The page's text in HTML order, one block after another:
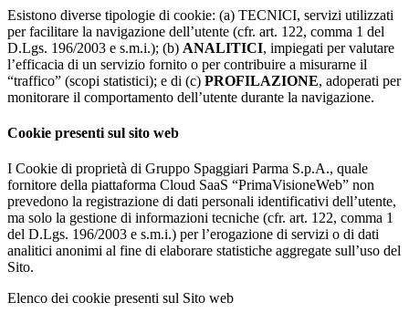
Esistono diverse tipologie di cookie: (a) TECNICI, servizi utilizzati
per facilitare la navigazione dell’utente (cfr. art. 122, comma 1 del
D.Lgs. 196/2003 e s.m.i.); (b) ANALITICI, impiegati per valutare
l’efficacia di un servizio fornito o per contribuire a misurarne il
“traffico” (scopi statistici); e di (c) PROFILAZIONE, adoperati per
monitorare il comportamento dell’utente durante la navigazione.
Cookie presenti sul sito web
I Cookie di proprietà di Gruppo Spaggiari Parma S.p.A., quale
fornitore della piattaforma Cloud SaaS “PrimaVisioneWeb” non
prevedono la registrazione di dati personali identificativi dell’utente,
ma solo la gestione di informazioni tecniche (cfr. art. 122, comma 1
del D.Lgs. 196/2003 e s.m.i.) per l’erogazione di servizi o di dati
analitici anonimi al fine di elaborare statistiche aggregate sull’uso del
Sito.
Elenco dei cookie presenti sul Sito web